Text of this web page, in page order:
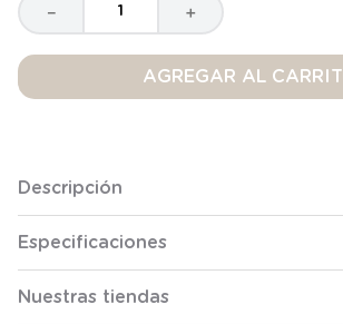
＋
－
AGREGAR AL
Descripción
Especificaciones
Nuestras tiendas